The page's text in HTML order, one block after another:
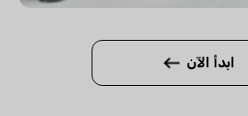
ابدأ الآن